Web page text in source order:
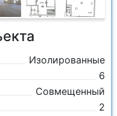
Изолированные
6
Совмещенный
2